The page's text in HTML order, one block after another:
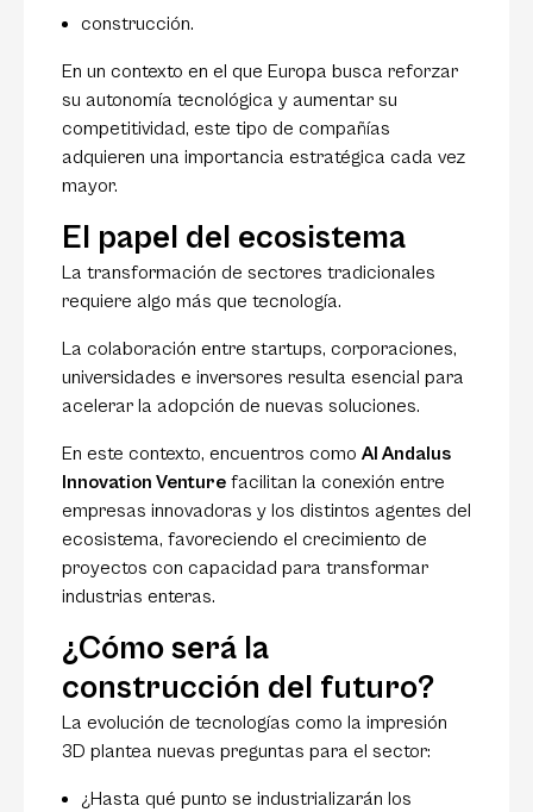
construcción.
En un contexto en el que Europa busca reforzar
su autonomía tecnológica y aumentar su
competitividad, este tipo de compañías
adquieren una importancia estratégica cada vez
mayor.
El papel del ecosistema
La transformación de sectores tradicionales
requiere algo más que tecnología.
La colaboración entre startups, corporaciones,
universidades e inversores resulta esencial para
acelerar la adopción de nuevas soluciones.
En este contexto, encuentros como Al Andalus
Innovation Venture facilitan la conexión entre
empresas innovadoras y los distintos agentes del
ecosistema, favoreciendo el crecimiento de
proyectos con capacidad para transformar
industrias enteras.
¿Cómo será la
construcción del futuro?
La evolución de tecnologías como la impresión
3D plantea nuevas preguntas para el sector:
¿Hasta qué punto se industrializarán los